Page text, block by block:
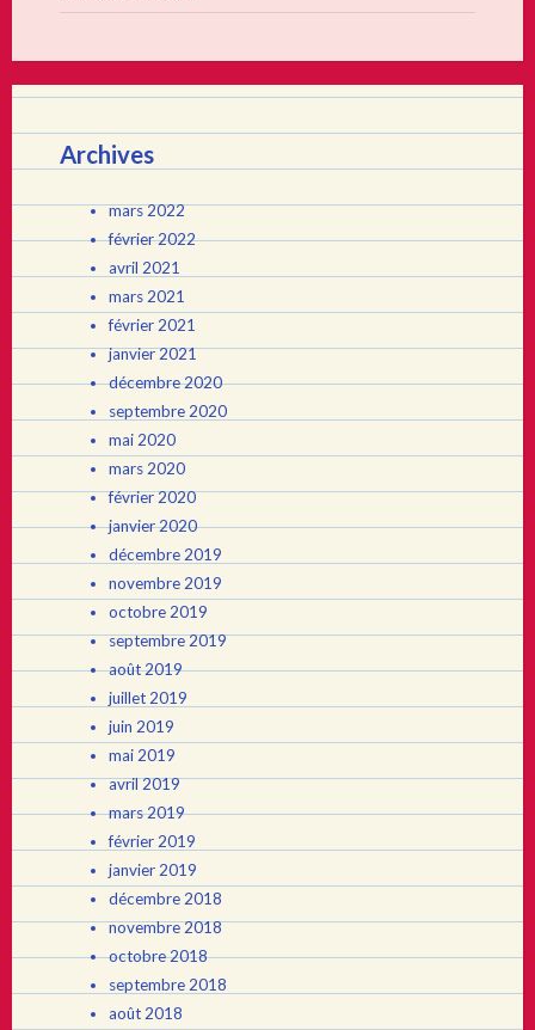
Archives
mars 2022
février 2022
avril 2021
mars 2021
février 2021
janvier 2021
décembre 2020
septembre 2020
mai 2020
mars 2020
février 2020
janvier 2020
décembre 2019
novembre 2019
octobre 2019
septembre 2019
août 2019
juillet 2019
juin 2019
mai 2019
avril 2019
mars 2019
février 2019
janvier 2019
décembre 2018
novembre 2018
octobre 2018
septembre 2018
août 2018